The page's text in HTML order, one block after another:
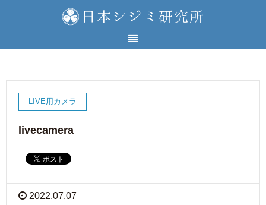
LIVE用カメラ
livecamera
2022.07.07